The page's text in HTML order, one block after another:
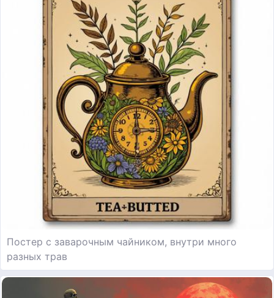
Постер с заварочным чайником, внутри много
разных трав